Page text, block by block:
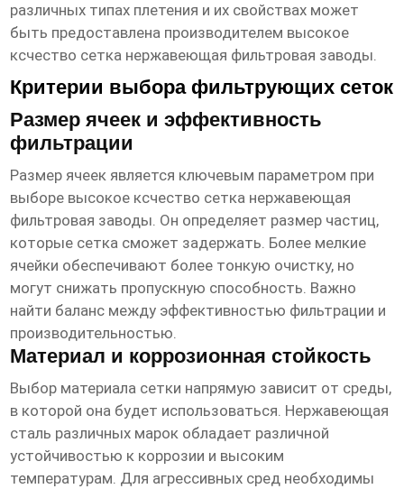
различных типах плетения и их свойствах может
быть предоставлена производителем высокое
ксчество сетка нержавеющая фильтровая заводы.
Критерии выбора фильтрующих сеток
Размер ячеек и эффективность
фильтрации
Размер ячеек является ключевым параметром при
выборе высокое ксчество сетка нержавеющая
фильтровая заводы. Он определяет размер частиц,
которые сетка сможет задержать. Более мелкие
ячейки обеспечивают более тонкую очистку, но
могут снижать пропускную способность. Важно
найти баланс между эффективностью фильтрации и
производительностью.
Материал и коррозионная стойкость
Выбор материала сетки напрямую зависит от среды,
в которой она будет использоваться. Нержавеющая
сталь различных марок обладает различной
устойчивостью к коррозии и высоким
температурам. Для агрессивных сред необходимы